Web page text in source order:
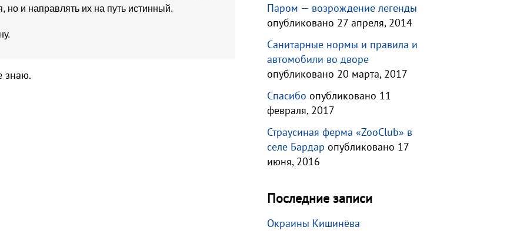
и направлять их на путь истинный.
знаю.
Паром — возрождение легенды
опубликовано 27 апреля, 2014
Санитарные нормы и правила и
автомобили во дворе
опубликовано 20 марта, 2017
Спасибо опубликовано 11
февраля, 2017
Страусиная ферма «ZooClub» в
селе Бардар опубликовано 17
июня, 2016
Последние записи
Окраины Кишинёва